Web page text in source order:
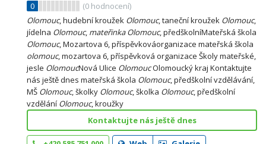
0
(0 hodnocení)
Olomouc, hudební kroužek Olomouc, taneční kroužek Olomouc,
jídelna Olomouc, mateřinka Olomouc, předškolníMateřská škola
Olomouc, Mozartova 6, příspěvkováorganizace mateřská škola
olomouc, mozartova 6, příspěvková organizace Školy mateřské,
jesle OlomoucNová Ulice OlomoucOlomoucký kraj Kontaktujte
nás ještě dnes mateřská škola Olomouc, předškolní vzdělávání,
MŠ Olomouc, školky Olomouc, školka Olomouc, předškolní
vzdělání Olomouc, kroužky
Kontaktujte nás ještě dnes